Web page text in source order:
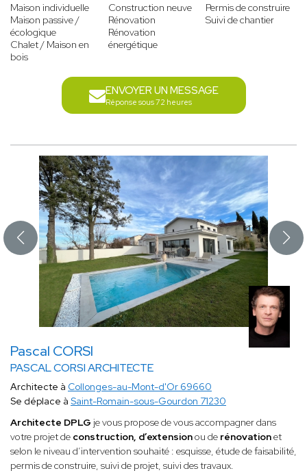
Maison individuelle
Maison passive /
écologique
Chalet / Maison en
bois
Construction neuve
Rénovation
Rénovation
énergétique
Permis de construire
Suivi de chantier
ENVOYER UN MESSAGE
Réponse sous 72 heures
Pascal CORSI
PASCAL CORSI ARCHITECTE
Architecte à Collonges-au-Mont-d'Or 69660
Se déplace à Saint-Romain-sous-Gourdon 71230
Architecte DPLG je vous propose de vous accompagner dans
votre projet de construction, d’extensionou de rénovationet
selon le niveau d’intervention souhaité : esquisse, étude de faisabilité,
permis de construire, suivi de projet, suivi des travaux.